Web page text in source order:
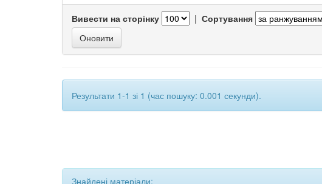
Вивести на сторінку | Сортування
Результати 1-1 зі 1 (час пошуку: 0.001 секунди).
Знайдені матеріали: